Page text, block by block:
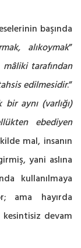
başında
alıkoymak”
mâliki tarafından
edilmesidir.”
aynı (varlığı)
ebediyen
mal, insanın
yani aslına
kullanılmaya
ama hayırda
kesintisiz devam